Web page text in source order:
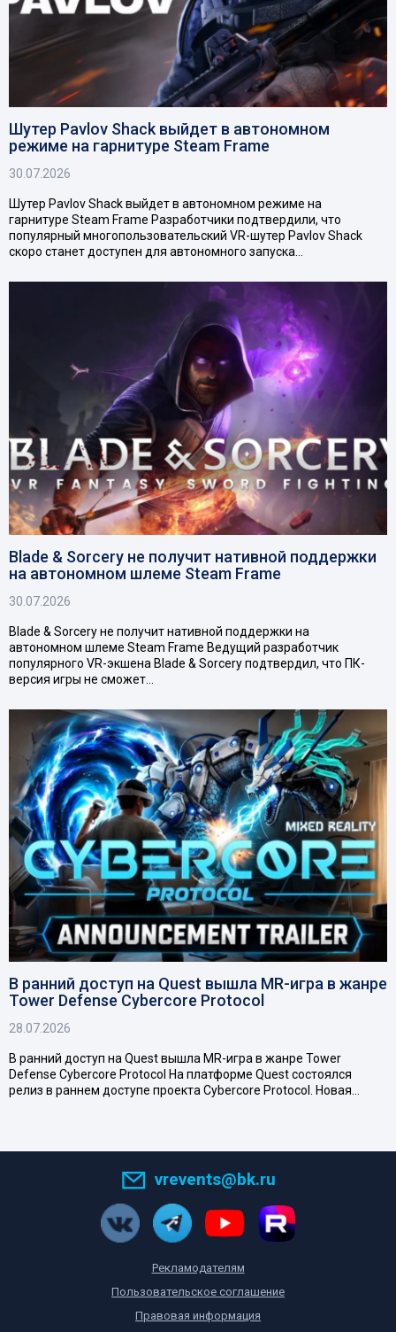
Шутер Pavlov Shack выйдет в автономном
режиме на гарнитуре Steam Frame
30.07.2026
Шутер Pavlov Shack выйдет в автономном режиме на
гарнитуре Steam Frame Разработчики подтвердили, что
популярный многопользовательский VR-шутер Pavlov Shack
скоро станет доступен для автономного запуска…
Blade & Sorcery не получит нативной поддержки
на автономном шлеме Steam Frame
30.07.2026
Blade & Sorcery не получит нативной поддержки на
автономном шлеме Steam Frame Ведущий разработчик
популярного VR-экшена Blade & Sorcery подтвердил, что ПК-
версия игры не сможет…
В ранний доступ на Quest вышла MR-игра в жанре
Tower Defense Cybercore Protocol
28.07.2026
В ранний доступ на Quest вышла MR-игра в жанре Tower
Defense Cybercore Protocol На платформе Quest состоялся
релиз в раннем доступе проекта Cybercore Protocol. Новая…
vrevents@bk.ru
Рекламодателям
Пользовательское соглашение
Правовая информация